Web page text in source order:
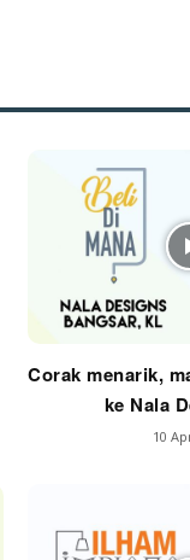
Video
Corak menarik,
ke Nala
10